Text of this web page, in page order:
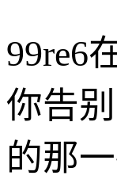
99re6
你告
的那